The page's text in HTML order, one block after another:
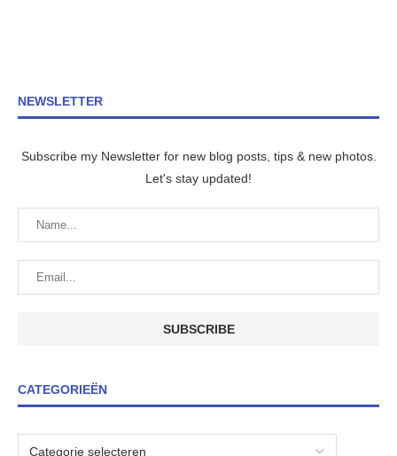
NEWSLETTER
Subscribe my Newsletter for new blog posts, tips & new photos.
Let's stay updated!
CATEGORIEËN